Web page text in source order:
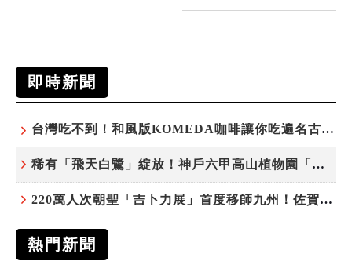
即時新聞
台灣吃不到！和風版KOMEDA咖啡讓你吃遍名古屋在地美食
稀有「飛天白鷺」綻放！神戶六甲高山植物園「鷺草」珍貴現身
220萬人次朝聖「吉卜力展」首度移師九州！佐賀站早鳥平日套票8/10搶先開賣
熱門新聞